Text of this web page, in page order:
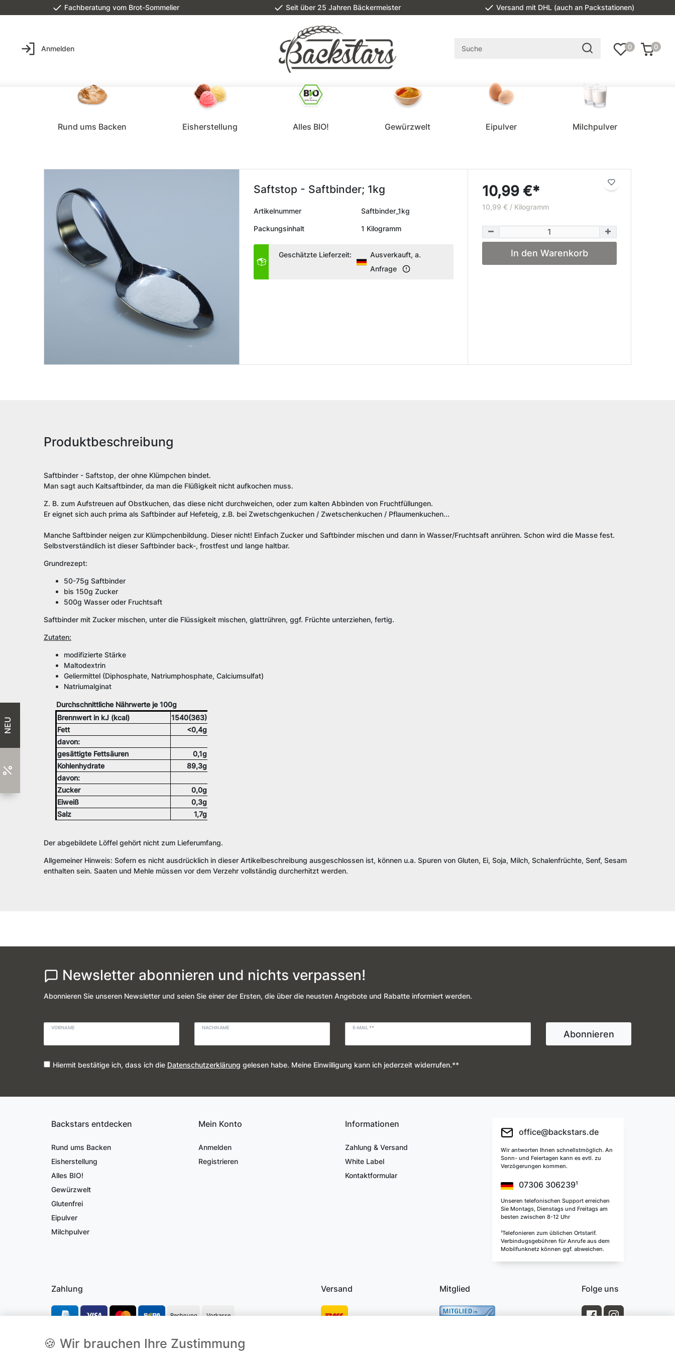
Fachberatung vom Brot-Sommelier Seit über 25 Jahren Bäckermeister Versand mit DHL (auch an Packstationen)
Anmelden 0 0
Rund ums Backen Eisherstellung Alles BIO! Gewürzwelt Eipulver Milchpulver
Saftstop - Saftbinder; 1kg
Artikelnummer Saftbinder_1kg
Packungsinhalt 1 Kilogramm
Geschätzte Lieferzeit:
Ausverkauft, a.
Anfrage
10,99 €*
10,99 € / Kilogramm
In den Warenkorb
Produktbeschreibung
Saftbinder - Saftstop, der ohne Klümpchen bindet.
Man sagt auch Kaltsaftbinder, da man die Flüßigkeit nicht aufkochen muss.
Z. B. zum Aufstreuen auf Obstkuchen, das diese nicht durchweichen, oder zum kalten Abbinden von Fruchtfüllungen.
Er eignet sich auch prima als Saftbinder auf Hefeteig, z.B. bei Zwetschgenkuchen / Zwetschenkuchen / Pflaumenkuchen...
Manche Saftbinder neigen zur Klümpchenbildung. Dieser nicht! Einfach Zucker und Saftbinder mischen und dann in Wasser/Fruchtsaft anrühren. Schon wird die Masse fest.
Selbstverständlich ist dieser Saftbinder back-, frostfest und lange haltbar.
Grundrezept:
50-75g Saftbinder
bis 150g Zucker
500g Wasser oder Fruchtsaft
Saftbinder mit Zucker mischen, unter die Flüssigkeit mischen, glattrühren, ggf. Früchte unterziehen, fertig.
Zutaten:
modifizierte Stärke
Maltodextrin
Geliermittel (Diphosphate, Natriumphosphate, Calciumsulfat)
Natriumalginat
Durchschnittliche Nährwerte je 100g
Brennwert in kJ (kcal)
1540(363)
Fett
<0,4g
davon:
gesättigte Fettsäuren
0,1g
Kohlenhydrate
89,3g
davon:
Zucker
0,0g
Eiweiß
0,3g
Salz
1,7g
Der abgebildete Löffel gehört nicht zum Lieferumfang.
Allgemeiner Hinweis: Sofern es nicht ausdrücklich in dieser Artikelbeschreibung ausgeschlossen ist, können u.a. Spuren von Gluten, Ei, Soja, Milch, Schalenfrüchte, Senf, Sesam
enthalten sein. Saaten und Mehle müssen vor dem Verzehr vollständig durcherhitzt werden.
Newsletter abonnieren und nichts verpassen!
Abonnieren Sie unseren Newsletter und seien Sie einer der Ersten, die über die neusten Angebote und Rabatte informiert werden.
VORNAME NACHNAME E-MAIL **
Abonnieren
Hiermit bestätige ich, dass ich die Daten­schutz­erklärung gelesen habe. Meine Einwilligung kann ich jederzeit widerrufen.**
Backstars entdecken
Rund ums Backen
Eisherstellung
Alles BIO!
Gewürzwelt
Glutenfrei
Eipulver
Milchpulver
Mein Konto
Anmelden
Registrieren
Informationen
Zahlung & Versand
White Label
Kontaktformular
office@backstars.de
Wir antworten Ihnen schnellstmöglich. An
Sonn- und Feiertagen kann es evtl. zu
Verzögerungen kommen.
07306 306239¹
Unseren telefonischen Support erreichen
Sie Montags, Dienstags und Freitags am
besten zwischen 8-12 Uhr
¹Telefonieren zum üblichen Ortstarif.
Verbindugsgebühren für Anrufe aus dem
Mobilfunknetz können ggf. abweichen.
Zahlung
Rechnung Vorkasse
Versand Mitglied Folge uns
🍪 Wir brauchen Ihre Zustimmung
NEU